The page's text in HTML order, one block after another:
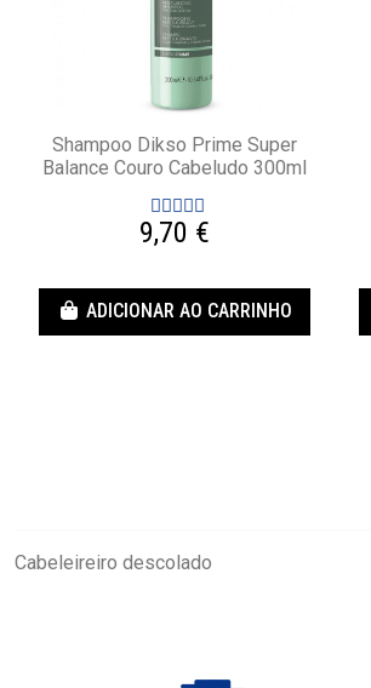
Shampoo Dikso Prime Super
Balance Couro Cabeludo 300ml
9,70 €
ADICIONAR AO CARRINHO
Cabeleireiro descolado